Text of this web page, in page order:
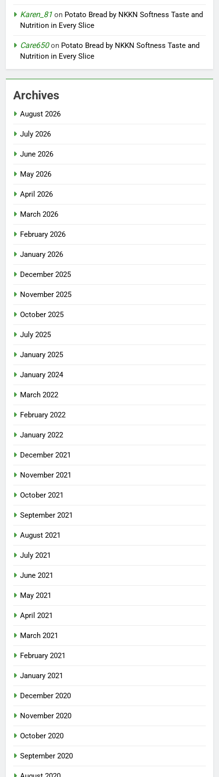
Karen_81 on Potato Bread by NKKN Softness Taste and
Nutrition in Every Slice
Care650on Potato Bread by NKKN Softness Taste and
Nutrition in Every Slice
Archives
August 2026
July 2026
June 2026
May 2026
April 2026
March 2026
February 2026
January 2026
December 2025
November 2025
October 2025
July 2025
January 2025
January 2024
March 2022
February 2022
January 2022
December 2021
November 2021
October 2021
September 2021
August 2021
July 2021
June 2021
May 2021
April 2021
March 2021
February 2021
January 2021
December 2020
November 2020
October 2020
September 2020